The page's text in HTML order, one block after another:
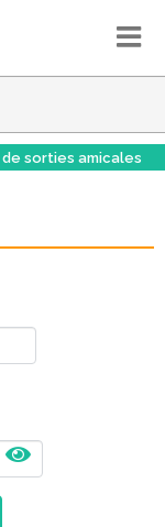
de sorties amicales